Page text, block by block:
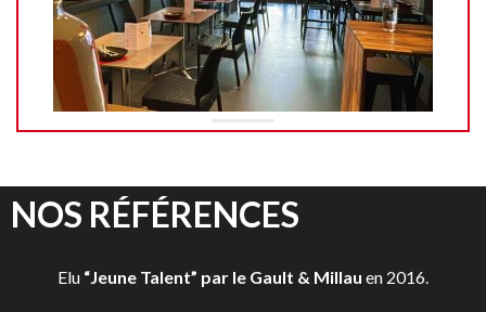
NOS RÉFÉRENCES
Elu “Jeune Talent” par le Gault & Millau en 2016.